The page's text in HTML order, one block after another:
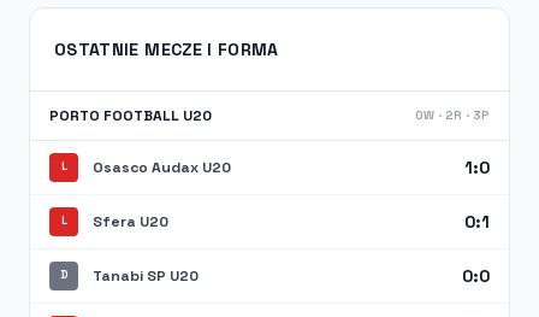
OSTATNIE MECZE I FORMA
PORTO FOOTBALL U20 0W · 2R · 3P
L Osasco Audax U20 1:0
L Sfera U20 0:1
D Tanabi SP U20 0:0